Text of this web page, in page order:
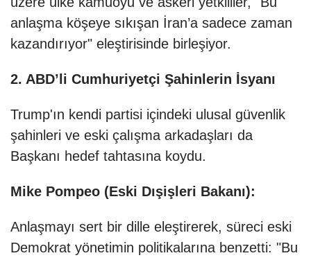
anlaşma köşeye sıkışan İran’a sadece zaman
kazandırıyor" eleştirisinde birleşiyor.
2. ABD’li Cumhuriyetçi Şahinlerin İsyanı
Trump'ın kendi partisi içindeki ulusal güvenlik
şahinleri ve eski çalışma arkadaşları da
Başkanı hedef tahtasına koydu.
Mike Pompeo (Eski Dışişleri Bakanı):
Anlaşmayı sert bir dille eleştirerek, süreci eski
Demokrat yönetimin politikalarına benzetti: "Bu